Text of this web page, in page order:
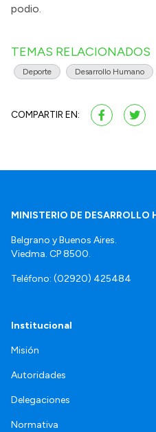
podio.
TEMAS RELACIONADOS
Deporte Desarrollo Humano
COMPARTIR EN:
MINISTERIO DE DESARROLLO
Belgrano y Buenos Aires.
Viedma. CP 8500.
Teléfono: (02920) 425484
Institucional
Misión
Autoridades
Delegaciones
Normativa